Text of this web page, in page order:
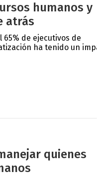
humanos y
atrás
65% de ejecutivos de
ha tenido un
quienes